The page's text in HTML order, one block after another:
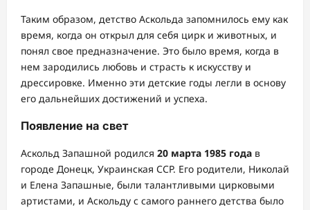
Таким образом, детство Аскольда запомнилось ему как
время, когда он открыл для себя цирк и животных, и
понял свое предназначение. Это было время, когда в
нем зародились любовь и страсть к искусству и
дрессировке. Именно эти детские годы легли в основу
его дальнейших достижений и успеха.
Появление на свет
Аскольд Запашной родился 20 марта 1985 года в
городе Донецк, Украинская ССР. Его родители, Николай
и Елена Запашные, были талантливыми цирковыми
артистами, и Аскольду с самого раннего детства было